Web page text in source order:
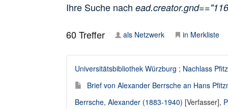
Ihre Suche nach
60Treffer als Netzwerk in Merkliste
Universitätsbibliothek Würzburg ; Nachlass
Brief von Alexander Berrsche an Hans
Berrsche, Alexander (1883-1940) [Verfasser],